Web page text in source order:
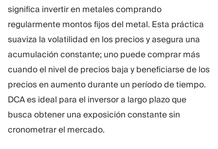
significa invertir en metales comprando
regularmente montos fijos del metal. Esta práctica
suaviza la volatilidad en los precios y asegura una
acumulación constante; uno puede comprar más
cuando el nivel de precios baja y beneficiarse de los
precios en aumento durante un período de tiempo.
DCA es ideal para el inversor a largo plazo que
busca obtener una exposición constante sin
cronometrar el mercado.